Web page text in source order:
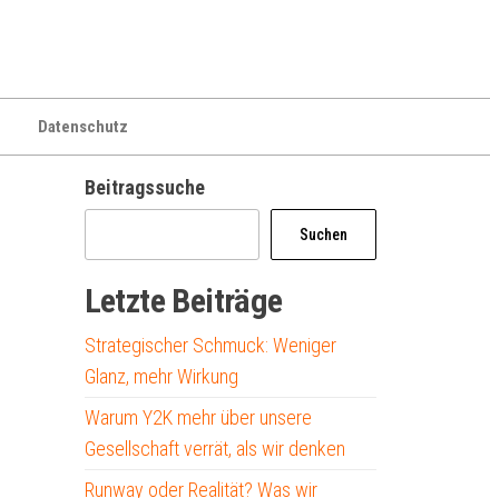
Datenschutz
Beitragssuche
Suchen
Letzte Beiträge
Strategischer Schmuck: Weniger
Glanz, mehr Wirkung
Warum Y2K mehr über unsere
Gesellschaft verrät, als wir denken
Runway oder Realität? Was wir